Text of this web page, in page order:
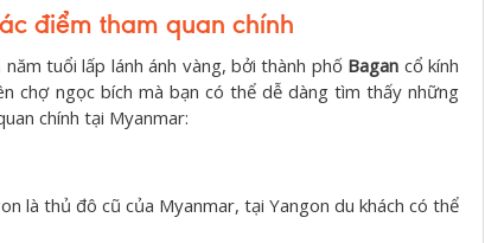
điểm tham quan chính
tuổi lấp lánh ánh vàng, bởi thành phố Bagan cổ kính
chợ ngọc bích mà bạn có thể dễ dàng tìm thấy những
chính tại Myanmar:
là thủ đô cũ của Myanmar, tại Yangon du khách có thể